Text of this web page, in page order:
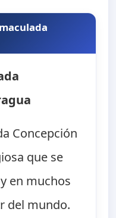
Concepción
que se
en muchos
del mundo.